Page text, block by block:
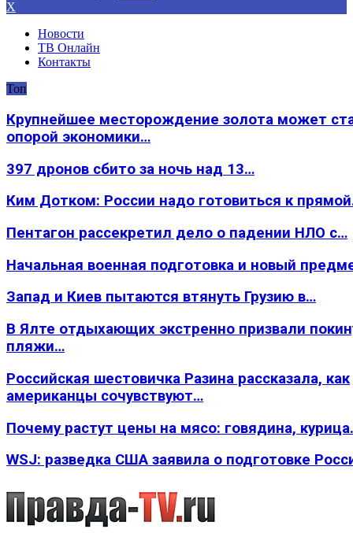
X
Новости
ТВ Онлайн
Контакты
Топ
Крупнейшее месторождение золота может
опорой экономики…
397 дронов сбито за ночь над 13…
Ким Дотком: России надо готовиться к
Пентагон рассекретил дело о падении НЛО с…
Начальная военная подготовка и новый
Запад и Киев пытаются втянуть Грузию в…
В Ялте отдыхающих экстренно призвали
пляжи…
Российская шестовичка Разина рассказала, как
американцы сочувствуют…
Почему растут цены на мясо: говядина,
WSJ: разведка США заявила о подготовке